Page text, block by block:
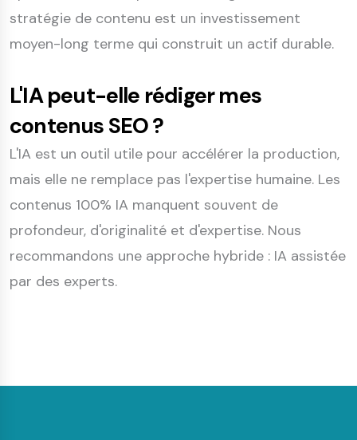
stratégie de contenu est un investissement
moyen-long terme qui construit un actif durable.
L'IA peut-elle rédiger mes
contenus SEO ?
L'IA est un outil utile pour accélérer la production,
mais elle ne remplace pas l'expertise humaine. Les
contenus 100% IA manquent souvent de
profondeur, d'originalité et d'expertise. Nous
recommandons une approche hybride : IA assistée
par des experts.